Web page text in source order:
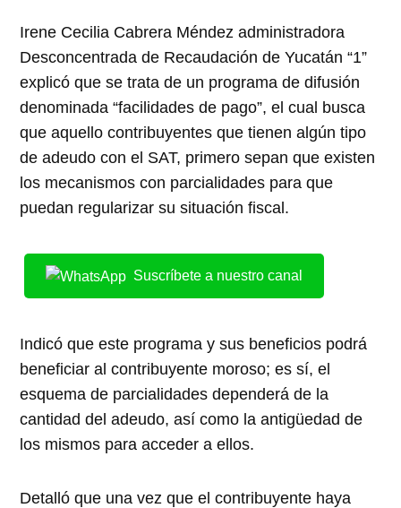
Irene Cecilia Cabrera Méndez administradora
Desconcentrada de Recaudación de Yucatán “1”
explicó que se trata de un programa de difusión
denominada “facilidades de pago”, el cual busca
que aquello contribuyentes que tienen algún tipo
de adeudo con el SAT, primero sepan que existen
los mecanismos con parcialidades para que
puedan regularizar su situación fiscal.
Suscríbete a nuestro canal
Indicó que este programa y sus beneficios podrá
beneficiar al contribuyente moroso; es sí, el
esquema de parcialidades dependerá de la
cantidad del adeudo, así como la antigüedad de
los mismos para acceder a ellos.
Detalló que una vez que el contribuyente haya